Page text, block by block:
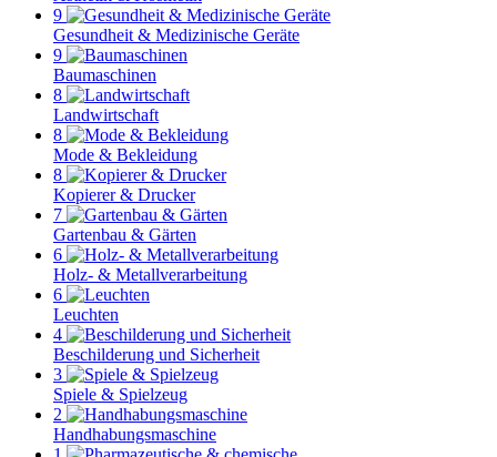
9
Gesundheit & Medizinische Geräte
9
Baumaschinen
8
Landwirtschaft
8
Mode & Bekleidung
8
Kopierer & Drucker
7
Gartenbau & Gärten
6
Holz- & Metallverarbeitung
6
Leuchten
4
Beschilderung und Sicherheit
3
Spiele & Spielzeug
2
Handhabungsmaschine